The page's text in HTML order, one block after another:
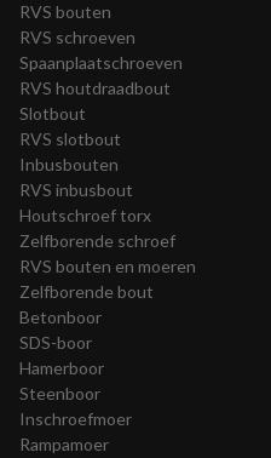
RVS bouten
RVS schroeven
Spaanplaatschroeven
RVS houtdraadbout
Slotbout
RVS slotbout
Inbusbouten
RVS inbusbout
Houtschroef torx
Zelfborende schroef
RVS bouten en moeren
Zelfborende bout
Betonboor
SDS-boor
Hamerboor
Steenboor
Inschroefmoer
Rampamoer